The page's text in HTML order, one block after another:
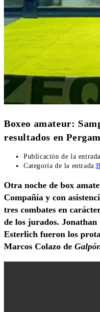
Boxeo amateur:
resultados en
Publicación de la
Categoría de la entrada:
Otra noche de box
Compañía y con
tres combates en
de los jurados.
Esterlich fueron los
Marcos Colazo de